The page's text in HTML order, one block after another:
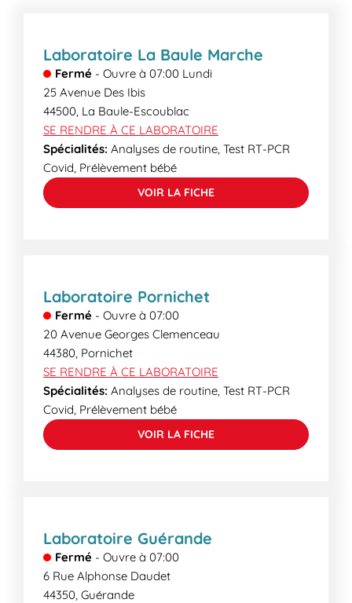
de votre venue, nos secrétaires médicales
pourront vous informer des délais de rendu.
Laboratoire La Baule Marche
Fermé - Ouvre à 07:00 Lundi
25 Avenue Des Ibis
44500, La Baule-Escoublac
SE RENDRE À CE LABORATOIRE
Spécialités: Analyses de routine, Test RT-PCR
Covid, Prélèvement bébé
VOIR LA FICHE
Laboratoire Pornichet
Fermé - Ouvre à 07:00
20 Avenue Georges Clemenceau
44380, Pornichet
SE RENDRE À CE LABORATOIRE
Spécialités: Analyses de routine, Test RT-PCR
Covid, Prélèvement bébé
VOIR LA FICHE
Laboratoire Guérande
Fermé - Ouvre à 07:00
6 Rue Alphonse Daudet
44350, Guérande